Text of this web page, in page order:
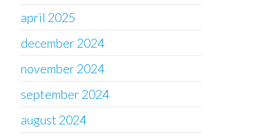
april 2025
december 2024
november 2024
september 2024
august 2024